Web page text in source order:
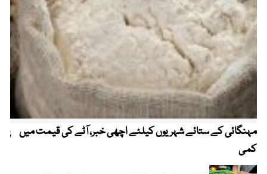
مہنگائی کے ستائے شہریوں کیلئے اچھی خبر، آٹے کی قیمت میں
کمی